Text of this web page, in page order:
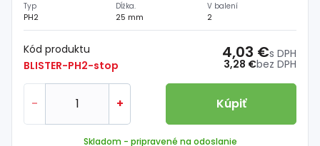
Typ
PH2
Dĺžka.
25 mm
V balení
2
Kód produktu
BLISTER-PH2-stop
3,28 €bez DPH
4,03 €s DPH
- + Kúpiť
Skladom - pripravené na odoslanie